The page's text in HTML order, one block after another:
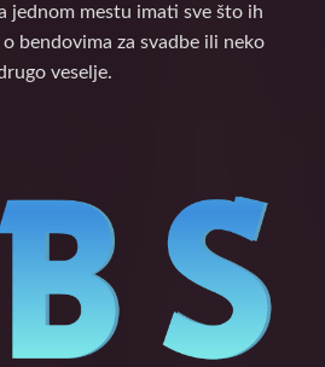
jednom mestu imati sve što ih
bendovima za svadbe ili neko
veselje.